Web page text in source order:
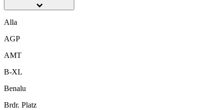
Alla
AGP
AMT
B-XL
Benalu
Brdr. Platz